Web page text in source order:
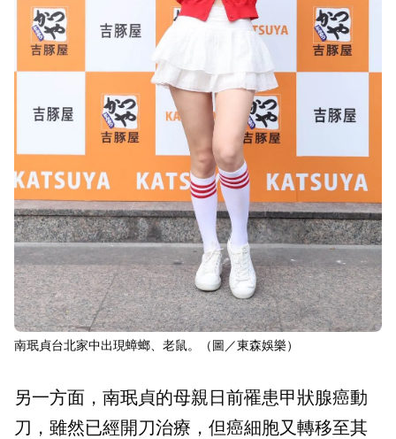
南珉貞台北家中出現蟑螂、老鼠。（圖／東森娛樂）
另一方面，南珉貞的母親日前罹患甲狀腺癌動
刀，雖然已經開刀治療，但癌細胞又轉移至其